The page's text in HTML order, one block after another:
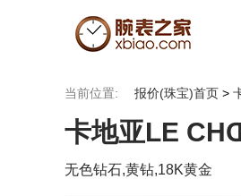
当前位置: 报价(珠宝)首页 >
卡地亚LE
无色钻石,黄钻,18K黄金